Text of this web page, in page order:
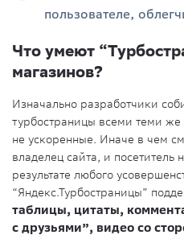
пользователе,
Что умеют
магазинов?
Изначально разработчики
турбостраницы всеми теми
не ускоренные. Иначе в чем
владелец сайта, и посетитель
результате любого
“Яндекс.Турбостраницы”
таблицы, цитаты,
с друзьями”, видео со